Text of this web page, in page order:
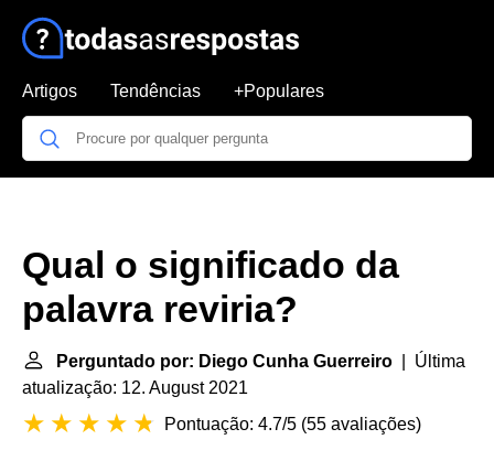
Artigos Tendências +Populares
Qual o significado da
palavra reviria?
Perguntado por: Diego Cunha Guerreiro | Última
atualização: 12. August 2021
Pontuação: 4.7/5 (55 avaliações)